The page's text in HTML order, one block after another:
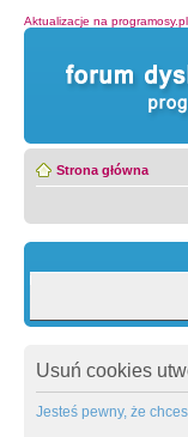
Aktualizacje na programosy.pl
Strona główna
Usuń cookies
Jesteś pewny, że